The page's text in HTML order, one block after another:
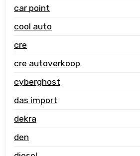
car point
cool auto
cre
cre autoverkoop
cyberghost
das import
dekra
den